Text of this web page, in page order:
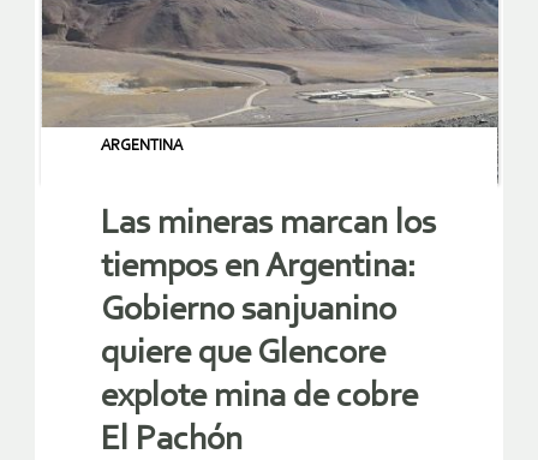
ARGENTINA
Las mineras marcan los
tiempos en Argentina:
Gobierno sanjuanino
quiere que Glencore
explote mina de cobre
El Pachón